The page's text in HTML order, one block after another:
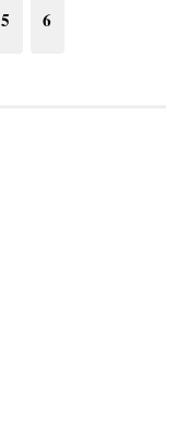
5 6